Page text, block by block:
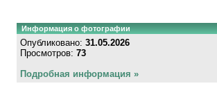
Информация о фотографии
Опубликовано: 31.05.2026
Просмотров: 73
Подробная информация »